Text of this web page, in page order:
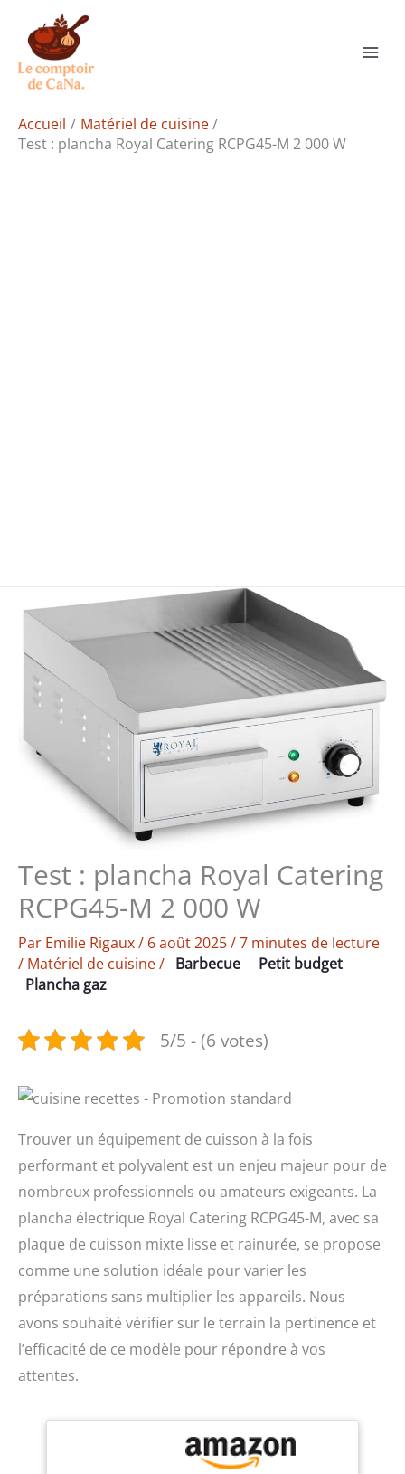
contenu
Accueil
Matériel de cuisine
Test : plancha Royal Catering RCPG45-M 2 000 W
Test : plancha Royal Catering
RCPG45-M 2 000 W
Par Emilie Rigaux/ 6 août 2025/7 minutes de lecture
/ Matériel de cuisine/ Barbecue
Petit budget
Plancha gaz
5/5 - (6 votes)
Trouver un équipement de cuisson à la fois
performant et polyvalent est un enjeu majeur pour de
nombreux professionnels ou amateurs exigeants. La
plancha électrique Royal Catering RCPG45-M, avec sa
plaque de cuisson mixte lisse et rainurée, se propose
comme une solution idéale pour varier les
préparations sans multiplier les appareils. Nous
avons souhaité vérifier sur le terrain la pertinence et
l’efficacité de ce modèle pour répondre à vos
attentes.
Rechercher